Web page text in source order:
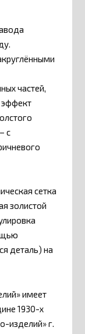
частей,
эффект
с
сетка
золистой
деталь) на
имеет
1930-х
изделий» г.